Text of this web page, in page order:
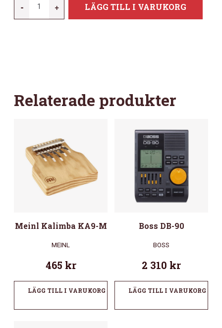
- + LÄGG TILL I VARUKORG
Relaterade produkter
Meinl Kalimba KA9-M
MEINL
465 kr
LÄGG TILL I VARUKORG
Boss DB-90
BOSS
2 310 kr
LÄGG TILL I VARUKORG